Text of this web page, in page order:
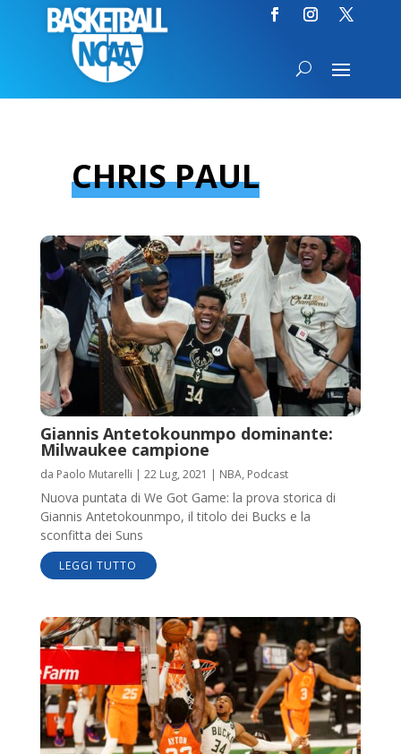
CHRIS PAUL
Giannis Antetokounmpo dominante:
Milwaukee campione
da Paolo Mutarelli | 22 Lug, 2021 | NBA, Podcast
Nuova puntata di We Got Game: la prova storica di
Giannis Antetokounmpo, il titolo dei Bucks e la
sconfitta dei Suns
LEGGI TUTTO